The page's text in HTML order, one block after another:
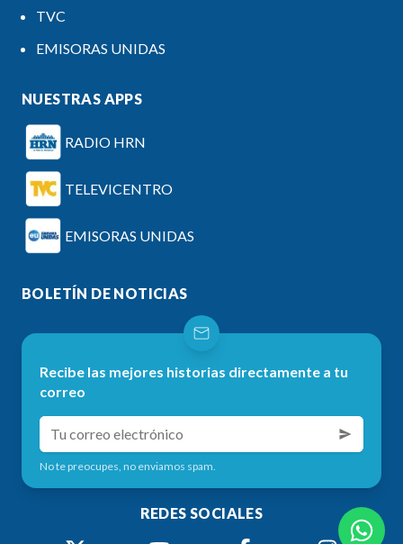
TVC
EMISORAS UNIDAS
NUESTRAS APPS
RADIO HRN
TELEVICENTRO
EMISORAS UNIDAS
BOLETÍN DE NOTICIAS
Recibe las mejores historias directamente a tu
correo
No te preocupes, no enviamos spam.
REDES SOCIALES